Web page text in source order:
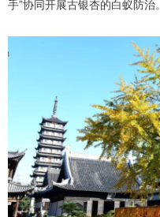
手”协同开展古银杏的白蚁防治。